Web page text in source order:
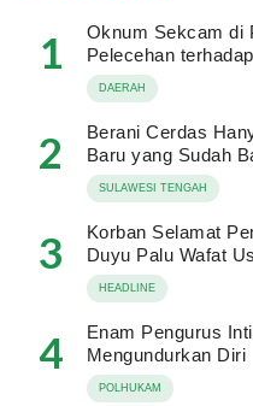
1
Oknum Sekcam di
Pelecehan
DAERAH
2
Berani Cerdas
Baru yang Sudah
SULAWESI TENGAH
3
Korban Selamat
Duyu Palu Wafat
HEADLINE
4
Enam Pengurus
Mengundurkan Diri
POLHUKAM